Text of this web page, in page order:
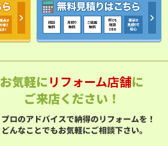
お気軽にリフォーム店舗に
ご来店ください！